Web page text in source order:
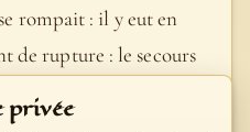
rompait : il y eut en
de rupture : le secours
seul le filet de se
privée